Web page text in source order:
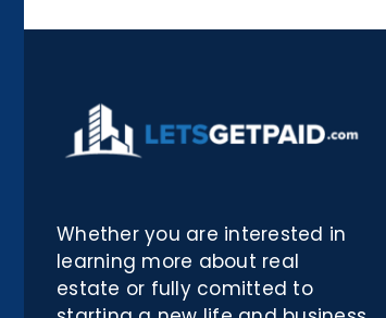
Biblioteca
Whether you are interested in
learning more about real
estate or fully comitted to